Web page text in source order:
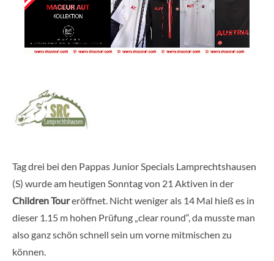
Tag drei bei den Pappas Junior Specials Lamprechtshausen
(S) wurde am heutigen Sonntag von 21 Aktiven in der
Children Toureröffnet. Nicht weniger als 14 Mal hieß es in
dieser 1.15 m hohen Prüfung „clear round“, da musste man
also ganz schön schnell sein um vorne mitmischen zu
können.